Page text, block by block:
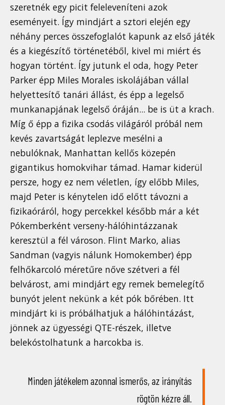
szeretnék egy picit feleleveníteni azok
eseményeit. Így mindjárt a sztori elején egy
néhány perces összefoglalót kapunk az első játék
és a kiegészítő történetéből, kivel mi miért és
hogyan történt. Így jutunk el oda, hogy Peter
Parker épp Miles Morales iskolájában vállal
helyettesítő tanári állást, és épp a legelső
munkanapjának legelső óráján... be is üt a krach.
Míg ő épp a fizika csodás világáról próbál nem
kevés zavartságát leplezve mesélni a
nebulóknak, Manhattan kellős közepén
gigantikus homokvihar támad. Hamar kiderül
persze, hogy ez nem véletlen, így előbb Miles,
majd Peter is kénytelen idő előtt távozni a
fizikaóráról, hogy percekkel később már a két
Pókemberként verseny-hálóhintázzanak
keresztül a fél városon. Flint Marko, alias
Sandman (vagyis nálunk Homokember) épp
felhőkarcoló méretűre nőve szétveri a fél
belvárost, ami mindjárt egy remek bemelegítő
bunyót jelent nekünk a két pók bőrében. Itt
mindjárt ki is próbálhatjuk a hálóhintázást,
jönnek az ügyességi QTE-részek, illetve
belekóstolhatunk a harcokba is.
Minden játékelem azonnal ismerős, az irányítás
rögtön kézre áll.